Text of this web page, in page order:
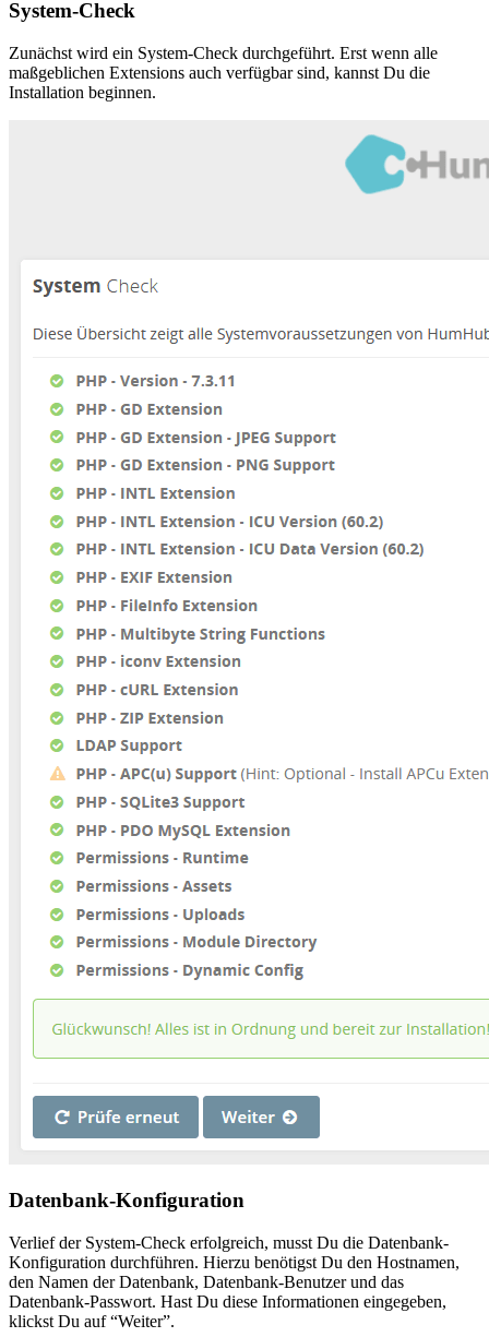
System-Check
Zunächst wird ein System-Check durchgeführt. Erst wenn alle
maßgeblichen Extensions auch verfügbar sind, kannst Du die
Installation beginnen.
Datenbank-Konfiguration
Verlief der System-Check erfolgreich, musst Du die Datenbank-
Konfiguration durchführen. Hierzu benötigst Du den Hostnamen,
den Namen der Datenbank, Datenbank-Benutzer und das
Datenbank-Passwort. Hast Du diese Informationen eingegeben,
klickst Du auf “Weiter”.